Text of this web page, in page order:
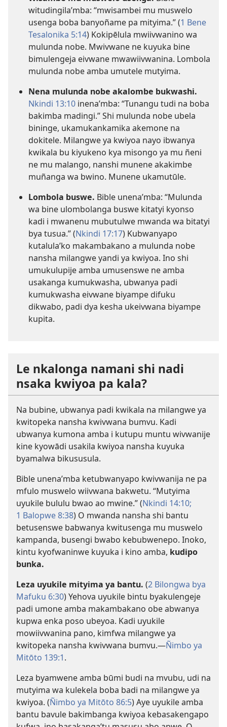
witudingila’mba: “mwisambei mu muswelo
usenga boba banyoñame pa mityima.” (1 Bene
Tesalonika 5:14) Kokipēlula mwiivwanino wa
mulunda nobe. Mwivwane ne kuyuka bine
bimulengeja eivwane mwawiivwanina. Lombola
mulunda nobe amba umutele mutyima.
Nena mulunda nobe akalombe bukwashi.
Nkindi 13:10 inena’mba: “Tunangu tudi na boba
bakimba madingi.” Shi mulunda nobe ubela
bininge, ukamukankamika akemone na
dokitele. Milangwe ya kwiyoa nayo ibwanya
kwikala bu kiyukeno kya misongo ya mu ñeni
ne mu malango, nanshi munene akakimbe
muñanga wa bwino. Munene ukamutūle.
Lombola buswe. Bible unena’mba: “Mulunda
wa bine ulombolanga buswe kitatyi kyonso
kadi i mwanenu mubutulwe mwanda wa bitatyi
bya tusua.” (Nkindi 17:17) Kubwanyapo
kutalula’ko makambakano a mulunda nobe
nansha milangwe yandi ya kwiyoa. Ino shi
umukulupije amba umusenswe ne amba
usakanga kumukwasha, ubwanya padi
kumukwasha eivwane biyampe difuku
dikwabo, padi dya kesha ukeivwana biyampe
kupita.
Le nkalonga namani shi nadi
nsaka kwiyoa pa kala?
Na bubine, ubwanya padi kwikala na milangwe ya
kwitopeka nansha kwivwana bumvu. Kadi
ubwanya kumona amba i kutupu muntu wivwanije
kine kyowādi usakila kwiyoa nansha kuyuka
byamalwa bikususula.
Bible unena’mba ketubwanyapo kwivwanija ne pa
mfulo muswelo wiivwana bakwetu. “Mutyima
uyukile bululu bwao ao mwine.” (Nkindi 14:10;
1 Balopwe 8:38) O mwanda nansha shi bantu
betusenswe babwanya kwitusenga mu muswelo
kampanda, busengi bwabo kebubwenepo. Inoko,
kintu kyofwaninwe kuyuka i kino amba, kudipo
bunka.
Leza uyukile mityima ya bantu. (2 Bilongwa bya
Mafuku 6:30) Yehova uyukile bintu byakulengeje
padi umone amba makambakano obe abwanya
kupwa enka poso ubeyoa. Kadi uyukile
mowiivwanina pano, kimfwa milangwe ya
kwitopeka nansha kwivwana bumvu.—Ñimbo ya
Mitōto 139:1.
Leza byamwene amba būmi budi na mvubu, udi na
mutyima wa kulekela boba badi na milangwe ya
kwiyoa. (Ñimbo ya Mitōto 86:5) Aye uyukile amba
bantu bavule bakimbanga kwiyoa kebasakengapo